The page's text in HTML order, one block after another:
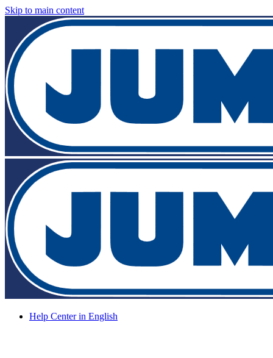
Skip to main content
Help Center in English